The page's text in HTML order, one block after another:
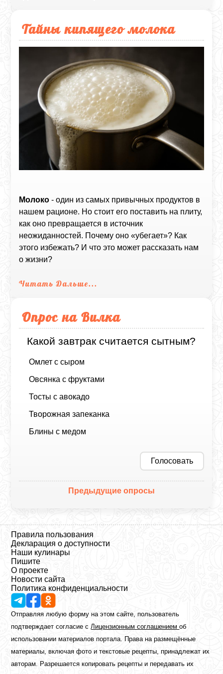
Тайны кипящего молока
Молоко - один из самых привычных продуктов в
нашем рационе. Но стоит его поставить на плиту,
как оно превращается в источник
неожиданностей. Почему оно «убегает»? Как
этого избежать? И что это может рассказать нам
о жизни?
Читать Дальше...
Опрос на Вилка
Какой завтрак считается сытным?
Омлет с сыром
Овсянка с фруктами
Тосты с авокадо
Творожная запеканка
Блины с медом
Голосовать
Предыдущие опросы
Правила пользования
Декларация о доступности
Наши кулинары
Пишите
О проекте
Новости сайта
Политика конфиденциальности
Отправляя любую форму на этом сайте, пользователь
подтверждает согласие сЛицензионным соглашениемоб
использовании материалов портала. Права на размещённые
материалы, включая фото и текстовые рецепты, принадлежат их
авторам. Разрешается копировать рецепты и передавать их